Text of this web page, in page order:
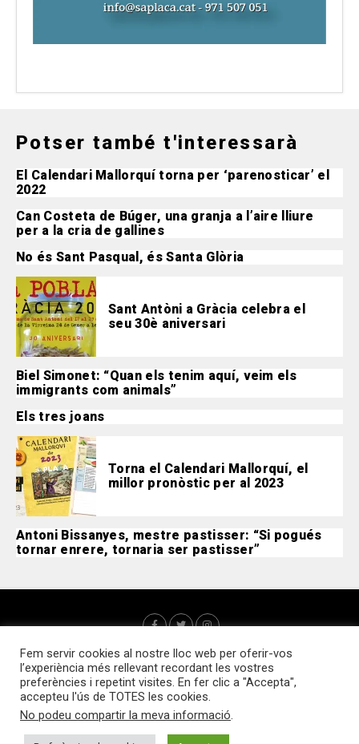
Potser també t'interessarà
El Calendari Mallorquí torna per ‘parenosticar’ el
2022
Can Costeta de Búger, una granja a l’aire lliure
per a la cria de gallines
No és Sant Pasqual, és Santa Glòria
Sant Antòni a Gràcia celebra el
seu 30è aniversari
Biel Simonet: “Quan els tenim aquí, veim els
immigrants com animals”
Els tres joans
Torna el Calendari Mallorquí, el
millor pronòstic per al 2023
Antoni Bissanyes, mestre pastisser: “Si pogués
tornar enrere, tornaria ser pastisser”
Fem servir cookies al nostre lloc web per oferir-vos
l’experiència més rellevant recordant les vostres
preferències i repetint visites. En fer clic a "Accepta",
accepteu l'ús de TOTES les cookies.
No podeu compartir la meva informació.